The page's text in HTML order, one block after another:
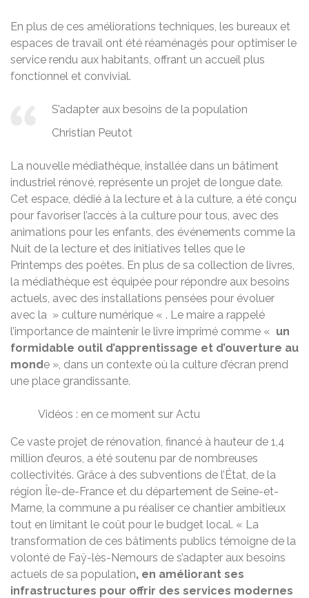
En plus de ces améliorations techniques, les bureaux et
espaces de travail ont été réaménagés pour optimiser le
service rendu aux habitants, offrant un accueil plus
fonctionnel et convivial.
S’adapter aux besoins de la population
Christian Peutot
La nouvelle médiathèque, installée dans un bâtiment
industriel rénové, représente un projet de longue date.
Cet espace, dédié à la lecture et à la culture, a été conçu
pour favoriser l’accès à la culture pour tous, avec des
animations pour les enfants, des événements comme la
Nuit de la lecture et des initiatives telles que le
Printemps des poètes. En plus de sa collection de livres,
la médiathèque est équipée pour répondre aux besoins
actuels, avec des installations pensées pour évoluer
avec la » culture numérique « . Le maire a rappelé
l’importance de maintenir le livre imprimé comme « un
formidable outil d’apprentissage et d’ouverture au
monde », dans un contexte où la culture d’écran prend
une place grandissante.
Vidéos : en ce moment sur Actu
Ce vaste projet de rénovation, financé à hauteur de 1,4
million d’euros, a été soutenu par de nombreuses
collectivités. Grâce à des subventions de l’État, de la
région Île-de-France et du département de Seine-et-
Marne, la commune a pu réaliser ce chantier ambitieux
tout en limitant le coût pour le budget local. « La
transformation de ces bâtiments publics témoigne de la
volonté de Faÿ-lès-Nemours de s’adapter aux besoins
actuels de sa population, en améliorant ses
infrastructures pour offrir des services modernes